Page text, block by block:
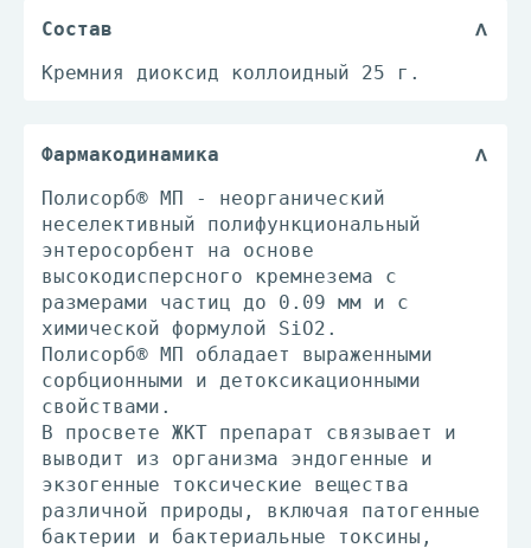
Состав
Кремния диоксид коллоидный 25 г.
Фармакодинамика
Полисорб® МП - неорганический
неселективный полифункциональный
энтеросорбент на основе
высокодисперсного кремнезема с
размерами частиц до 0.09 мм и с
химической формулой SiO2.
Полисорб® МП обладает выраженными
сорбционными и детоксикационными
свойствами.
В просвете ЖКТ препарат связывает и
выводит из организма эндогенные и
экзогенные токсические вещества
различной природы, включая патогенные
бактерии и бактериальные токсины,